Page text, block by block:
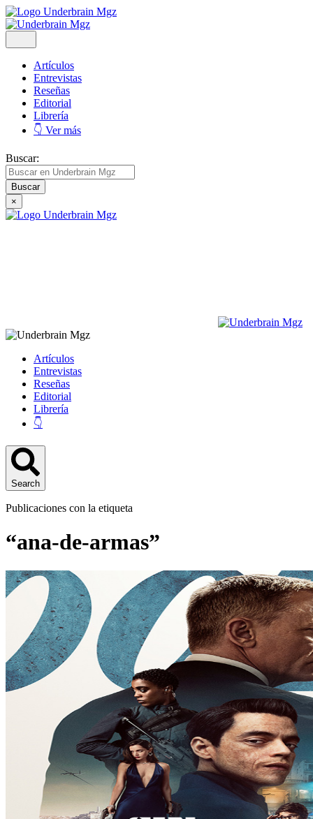
Artículos
Entrevistas
Reseñas
Editorial
Librería
👇 Ver más
Buscar:
×
Artículos
Entrevistas
Reseñas
Editorial
Librería
👇
Search
Publicaciones con la etiqueta
“ana-de-armas”